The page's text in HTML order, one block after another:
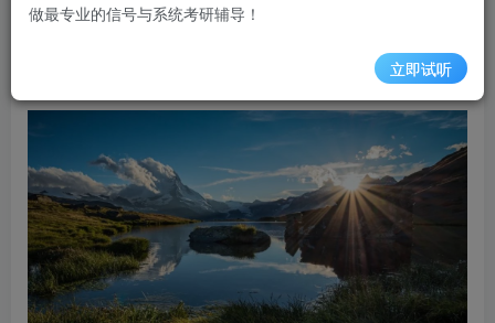
【26梦马复试班待上线】​敬请期待！
11.9W+
做最专业的信号与系统考研辅导！
立即试听